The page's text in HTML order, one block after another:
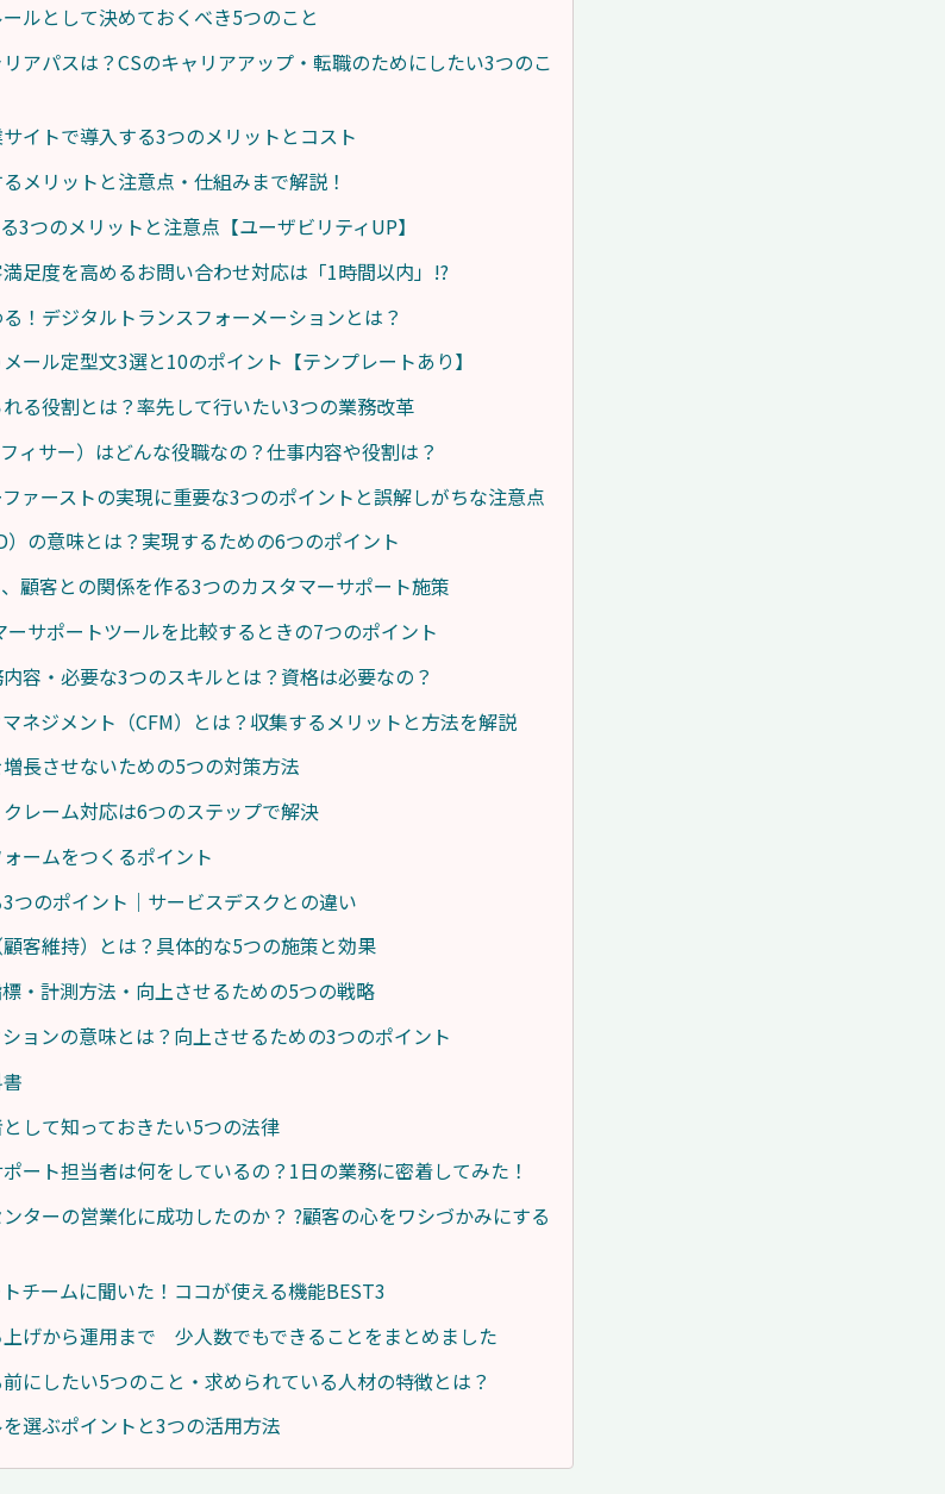
ルとして決めておくべき5つのこと
アパスは？CSのキャリアアップ・転職のためにしたい3つのこ
イトで導入する3つのメリットとコスト
メリットと注意点・仕組みまで解説！
3つのメリットと注意点【ユーザビリティUP】
足度を高めるお問い合わせ対応は「1時間以内」!?
！デジタルトランスフォーメーションとは？
ール定型文3選と10のポイント【テンプレートあり】
る役割とは？率先して行いたい3つの業務改革
ィサー）はどんな役職なの？仕事内容や役割は？
ァーストの実現に重要な3つのポイントと誤解しがちな注意点
）の意味とは？実現するための6つのポイント
顧客との関係を作る3つのカスタマーサポート施策
ーサポートツールを比較するときの7つのポイント
容・必要な3つのスキルとは？資格は必要なの？
ネジメント（CFM）とは？収集するメリットと方法を解説
長させないための5つの対策方法
レーム対応は6つのステップで解決
ームをつくるポイント
つのポイント｜サービスデスクとの違い
客維持）とは？具体的な5つの施策と効果
・計測方法・向上させるための5つの戦略
ョンの意味とは？向上させるための3つのポイント
して知っておきたい5つの法律
ート担当者は何をしているの？1日の業務に密着してみた！
ターの営業化に成功したのか？ ?顧客の心をワシづかみにする
チームに聞いた！ココが使える機能BEST3
げから運用まで 少人数でもできることをまとめました
にしたい5つのこと・求められている人材の特徴とは？
選ぶポイントと3つの活用方法